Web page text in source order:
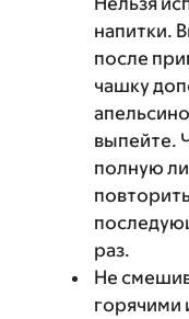
напитки.
после
чашку
выпейте.
полную
раз.
Не
горячими